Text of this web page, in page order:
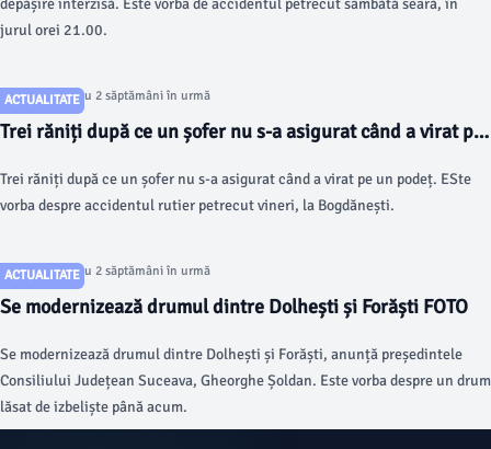
depășire interzisă. Este vorba de accidentul petrecut sâmbătă seară, în
jurul orei 21.00.
ACTUALITATE
Articol postat cu 2 săptămâni în urmă
Trei răniți după ce un șofer nu s-a asigurat când a virat pe
Trei răniți după ce un șofer nu s-a asigurat când a virat pe un podeț. ESte
vorba despre accidentul rutier petrecut vineri, la Bogdănești.
ACTUALITATE
Articol postat cu 2 săptămâni în urmă
Se modernizează drumul dintre Dolhești și Forăști FOTO
Se modernizează drumul dintre Dolhești și Forăști, anunță președintele
Consiliului Județean Suceava, Gheorghe Șoldan. Este vorba despre un drum
lăsat de izbeliște până acum.